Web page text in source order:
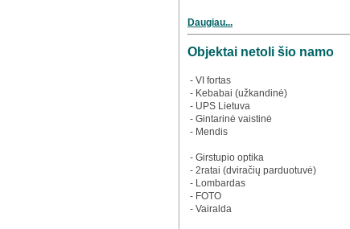
Daugiau...
Objektai netoli šio namo
- VI fortas
- Kebabai (užkandinė)
- UPS Lietuva
- Gintarinė vaistinė
- Mendis
- Girstupio optika
- 2ratai (dviračių parduotuvė)
- Lombardas
- FOTO
- Vairalda